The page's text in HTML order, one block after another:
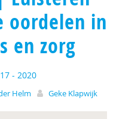
oordelen in
en zorg
- 2020
Helm Geke Klapwijk